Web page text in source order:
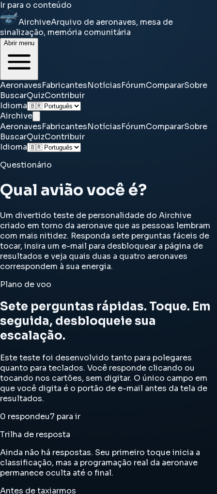
Ir para o conteúdo
AirchiveArquivo de aeronaves, mesa de
sinalização, memória comunitária
Abrir menu
AeronavesFabricantesNotíciasFórumCompararSobre
BuscarQuizContribuir
Idioma
Airchive
AeronavesFabricantesNotíciasFórumCompararSobre
BuscarQuizContribuir
Idioma
Questionário
Qual avião você é?
Um divertido teste de personalidade do Airchive
criado em torno da aeronave que as pessoas lembram
com mais nitidez. Responda sete perguntas fáceis de
tocar, insira um e-mail para desbloquear a página de
resultados e veja quais duas a quatro aeronaves
correspondem à sua energia.
Plano de voo
Sete perguntas rápidas. Toque. Em
seguida, desbloqueie sua
escalação.
Este teste foi desenvolvido tanto para polegares
quanto para teclados. Você responde clicando ou
tocando nos cartões, sem digitar. O único campo em
que você digita é o portão de e-mail antes da tela de
resultados.
0 respondeu7 para ir
Trilha de resposta
Ainda não há respostas. Seu primeiro toque inicia a
classificação, mas a programação real da aeronave
permanece oculta até o final.
Antes de taxiarmos